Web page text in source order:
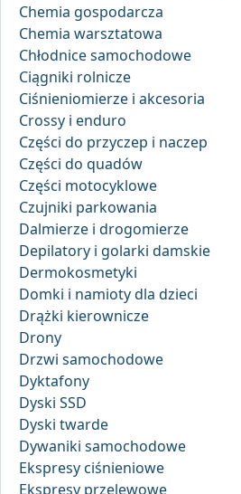
Chemia gospodarcza
Chemia warsztatowa
Chłodnice samochodowe
Ciągniki rolnicze
Ciśnieniomierze i akcesoria
Crossy i enduro
Części do przyczep i naczep
Części do quadów
Części motocyklowe
Czujniki parkowania
Dalmierze i drogomierze
Depilatory i golarki damskie
Dermokosmetyki
Domki i namioty dla dzieci
Drążki kierownicze
Drony
Drzwi samochodowe
Dyktafony
Dyski SSD
Dyski twarde
Dywaniki samochodowe
Ekspresy ciśnieniowe
Ekspresy przelewowe